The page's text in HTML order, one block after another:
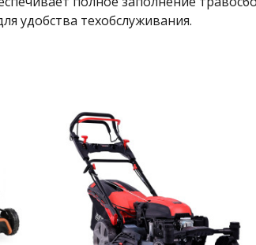
удобства техобслуживания.